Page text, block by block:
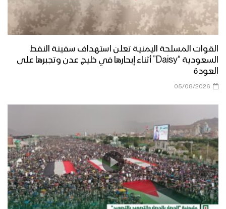
القوات المسلحة اليمنية تعلن استهداف سفينة النفط
السعودية “Daisy” أثناء إبحارها في خليج عدن وتجبرها على
العودة
05/08/2026